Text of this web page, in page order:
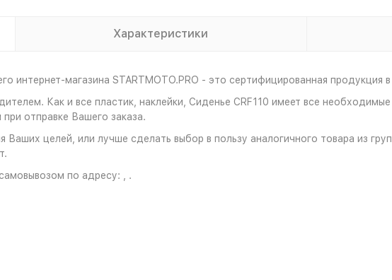
Характеристики
интернет-магазина STARTMOTO.PRO - это сертифицированная продукция
Как и все пластик, наклейки, Сиденье CRF110 имеет все
отправке Вашего заказа.
целей, или лучше сделать выбор в пользу аналогичного товара из
по адресу: , .